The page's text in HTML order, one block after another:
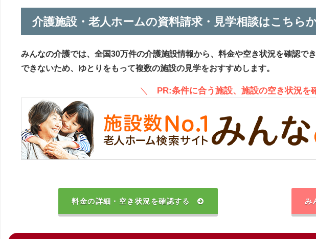
介護施設・老人ホームの資料請求・見学相談はこちら
みんなの介護では、全国30万件の介護施設情報から、料金や空き状況を確認でき
できないため、ゆとりをもって複数の施設の見学をおすすめします。
＼ PR:条件に合う施設、施設の空き状況を
料金の詳細・空き状況を確認する み